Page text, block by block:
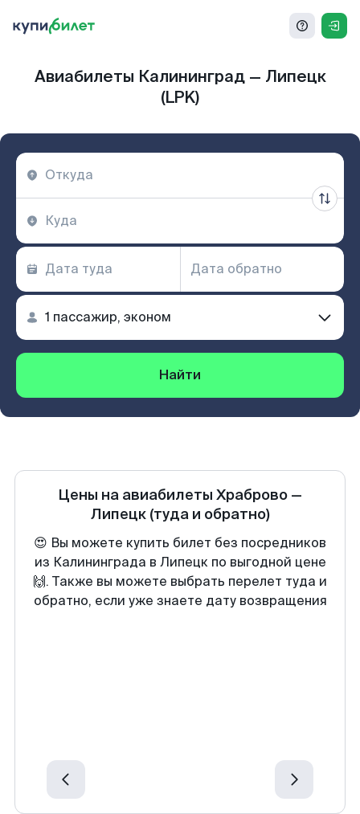
Авиабилеты Калининград — Липецк
(LPK)
Найти
Цены на авиабилеты Храброво —
Липецк (туда и обратно)
😍 Вы можете купить билет без посредников
из Калининграда в Липецк по выгодной цене
🙌. Также вы можете выбрать перелет туда и
обратно, если уже знаете дату возвращения